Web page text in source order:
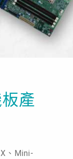
產
、Mini-